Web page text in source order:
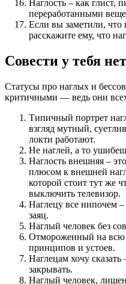
Наглость – как глист,
переработанными
Если вы заметили, что
расскажите ему, что
Совести у тебя
Статусы про наглых и
критичными — ведь они
Типичный портрет
взгляд мутный,
локти работают.
Не наглей, а то
Наглость внешняя –
плюсом к внешней
которой стоит тут же
выключить телевизор.
Наглецу все нипочем
заяц.
Наглый человек без
Отмороженный на всю
принципов и устоев.
Наглецам хочу сказать
закрывать.
Наглый человек,